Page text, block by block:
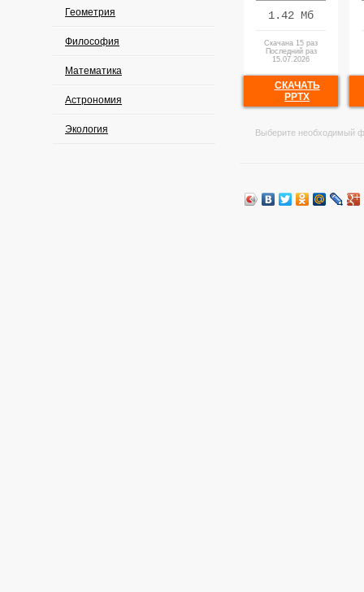
Геометрия
Философия
Математика
Астрономия
Экология
1.42 Мб
Скачана 15 раз
Последний раз
15.07.2026
СКАЧАТЬ
PPTX
Выберите необходимый